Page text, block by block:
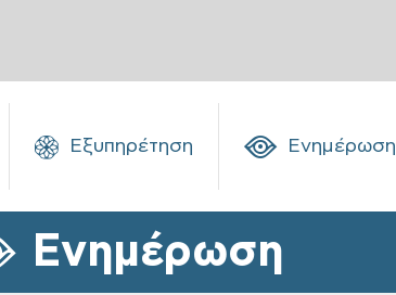
Εξυπηρέτηση Ενημέρωση
Ενημέρωση